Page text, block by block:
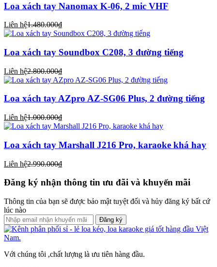
Loa xách tay Nanomax K-06, 2 mic VHF
Liên hệ1.480.000₫
Loa xách tay Soundbox C208, 3 đường tiếng
Liên hệ2.800.000₫
Loa xách tay AZpro AZ-SG06 Plus, 2 đường tiếng
Liên hệ1.000.000₫
Loa xách tay Marshall J216 Pro, karaoke khá hay
Liên hệ2.990.000₫
Đăng ký nhận thông tin ưu đãi và khuyến mãi
Thông tin của bạn sẽ được bảo mật tuyệt đối và hủy đăng ký bất cứ
lúc nào
Đăng ký
Với chúng tôi ,chất lượng là ưu tiên hàng đầu.